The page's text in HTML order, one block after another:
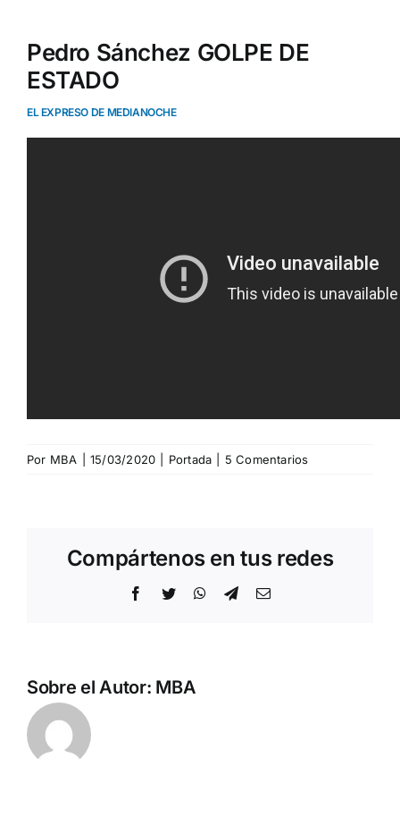
Pedro Sánchez GOLPE DE
ESTADO
EL EXPRESO DE MEDIANOCHE
Por MBA 15/03/2020 Portada 5 Comentarios
Compártenos en tus redes
Facebook
Twitter WhatsApp
TelegramCorreo
Sobre el Autor: MBA